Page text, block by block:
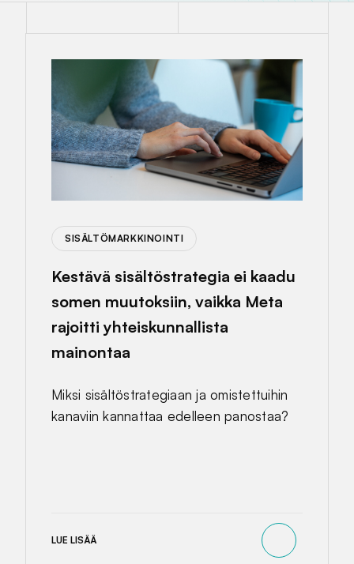
SISÄLTÖMARKKINOINTI
Kestävä sisältöstrategia ei kaadu
somen muutoksiin, vaikka Meta
rajoitti yhteiskunnallista
mainontaa
Miksi sisältöstrategiaan ja omistettuihin
kanaviin kannattaa edelleen panostaa?
LUE LISÄÄ